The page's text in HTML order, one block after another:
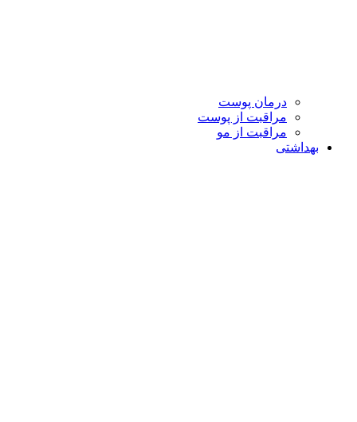
درمان پوست
مراقبت از پوست
مراقبت از مو
بهداشتی